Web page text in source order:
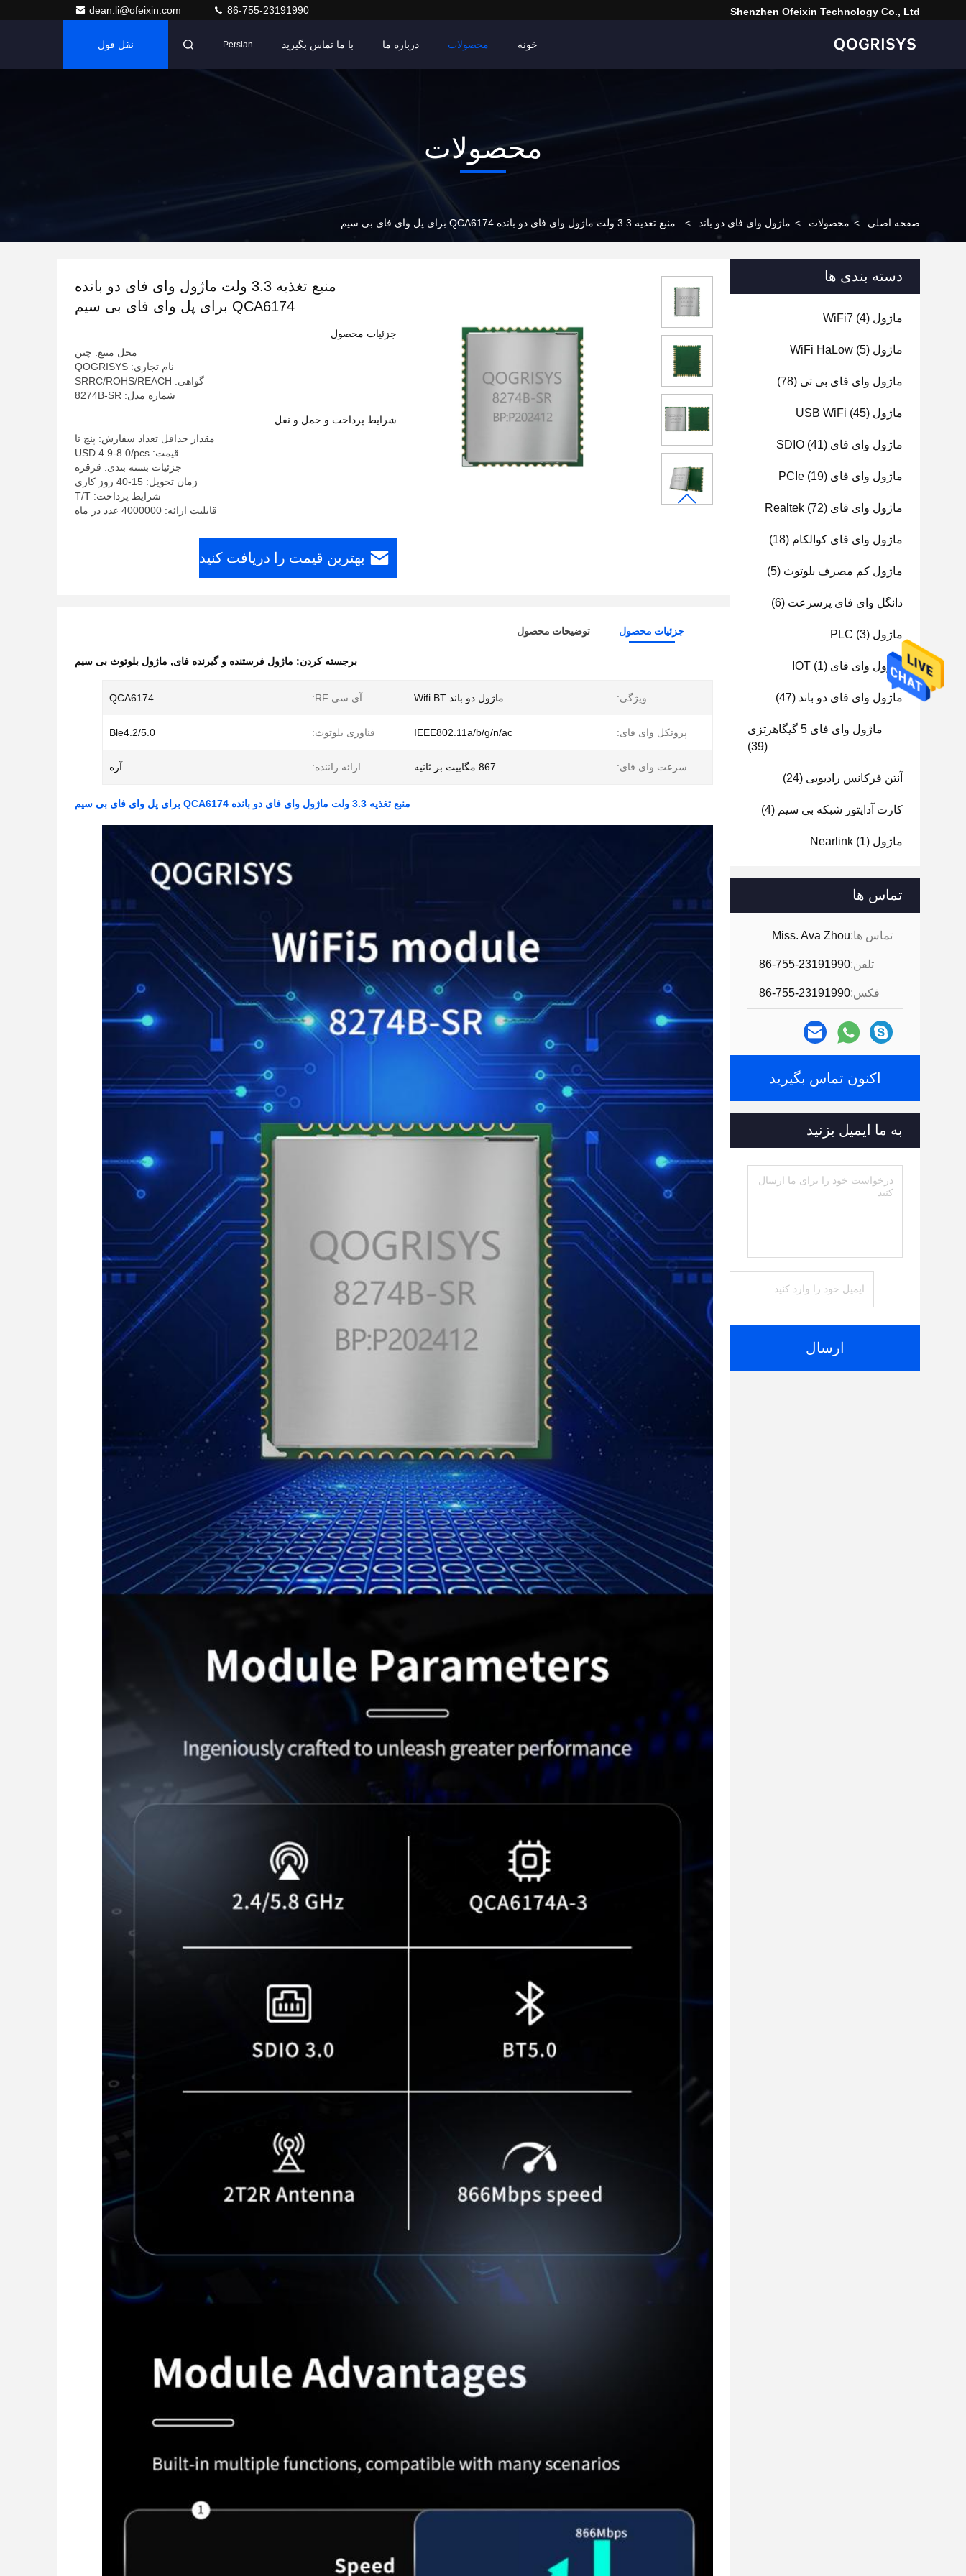
Shenzhen Ofeixin Technology Co., Ltd
dean.li@ofeixin.com 86-755-23191990
خونه محصولات درباره ما با ما تماس بگیرید Persian نقل قول
محصولات
صفحه اصلی > محصولات > ماژول وای فای دو باند > منبع تغذیه 3.3 ولت ماژول وای فای دو بانده QCA6174 برای پل وای فای بی سیم
دسته بندی ها
ماژول WiFi7 (4)
ماژول WiFi HaLow (5)
ماژول وای فای بی تی (78)
ماژول USB WiFi (45)
ماژول وای فای SDIO (41)
ماژول وای فای PCIe (19)
ماژول وای فای Realtek (72)
ماژول وای فای کوالکام (18)
ماژول کم مصرف بلوتوث (5)
دانگل وای فای پرسرعت (6)
ماژول PLC (3)
ماژول وای فای IOT (1)
ماژول وای فای دو باند (47)
ماژول وای فای 5 گیگاهرتزی
(39)
آنتن فرکانس رادیویی (24)
کارت آداپتور شبکه بی سیم (4)
ماژول Nearlink (1)
تماس ها
تماس ها:Miss. Ava Zhou
تلفن:86-755-23191990
فکس:86-755-23191990
اکنون تماس بگیرید
به ما ایمیل بزنید
ارسال
منبع تغذیه 3.3 ولت ماژول وای فای دو بانده
QCA6174 برای پل وای فای بی سیم
جزئیات محصول
محل منبع: چین
نام تجاری: QOGRISYS
گواهی: SRRC/ROHS/REACH
شماره مدل: 8274B-SR
شرایط پرداخت و حمل و نقل
مقدار حداقل تعداد سفارش: پنج تا
قیمت: USD 4.9-8.0/pcs
جزئیات بسته بندی: قرقره
زمان تحویل: 15-40 روز کاری
شرایط پرداخت: T/T
قابلیت ارائه: 4000000 عدد در ماه
بهترین قیمت را دریافت کنید
جزئیات محصول توضیحات محصول
برجسته کردن: ماژول فرستنده و گیرنده فای, ماژول بلوتوث بی سیم
ویژگی: ماژول دو باند Wifi BT آی سی RF: QCA6174
پروتکل وای فای: IEEE802.11a/b/g/n/ac فناوری بلوتوث: Ble4.2/5.0
سرعت وای فای: 867 مگابیت بر ثانیه ارائه راننده: آره
منبع تغذیه 3.3 ولت ماژول وای فای دو بانده QCA6174 برای پل وای فای بی سیم